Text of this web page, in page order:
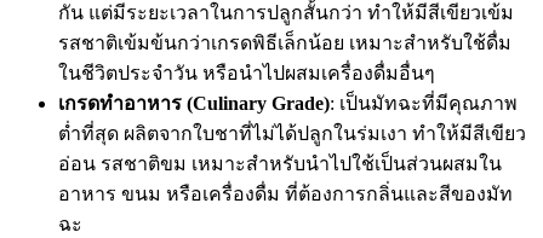
กัน แต่มีระยะเวลาในการปลูกสั้นกว่า ทำให้มีสีเขียวเข้ม
รสชาติเข้มข้นกว่าเกรดพิธีเล็กน้อย เหมาะสำหรับใช้ดื่ม
ในชีวิตประจำวัน หรือนำไปผสมเครื่องดื่มอื่นๆ
เกรดทำอาหาร (Culinary Grade): เป็นมัทฉะที่มีคุณภาพ
ต่ำที่สุด ผลิตจากใบชาที่ไม่ได้ปลูกในร่มเงา ทำให้มีสีเขียว
อ่อน รสชาติขม เหมาะสำหรับนำไปใช้เป็นส่วนผสมใน
อาหาร ขนม หรือเครื่องดื่ม ที่ต้องการกลิ่นและสีของมัท
ฉะ